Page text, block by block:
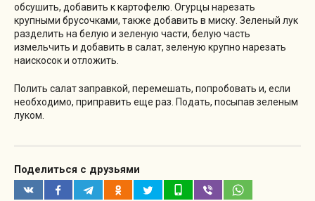
обсушить, добавить к картофелю. Огурцы нарезать
крупными брусочками, также добавить в миску. Зеленый лук
разделить на белую и зеленую части, белую часть
измельчить и добавить в салат, зеленую крупно нарезать
наискосок и отложить.
Полить салат заправкой, перемешать, попробовать и, если
необходимо, приправить еще раз. Подать, посыпав зеленым
луком.
Поделиться с друзьями